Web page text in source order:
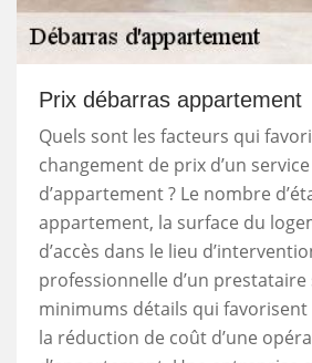
Prix débarras appartement
Quels sont les facteurs qui
changement de prix d’un
d’appartement ? Le nombre
appartement, la surface du
d’accès dans le lieu
professionnelle d’un prestataire
minimums détails qui
la réduction de coût d’une